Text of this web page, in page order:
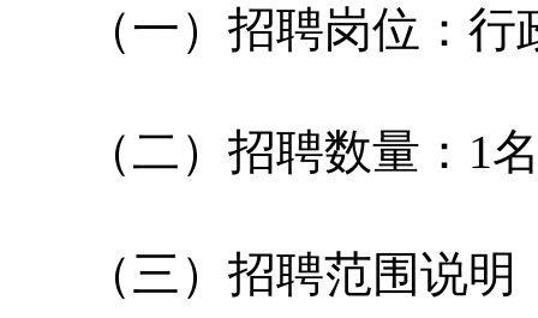
（一）招聘岗位：行
（二）招聘数量：1
（三）招聘范围说明